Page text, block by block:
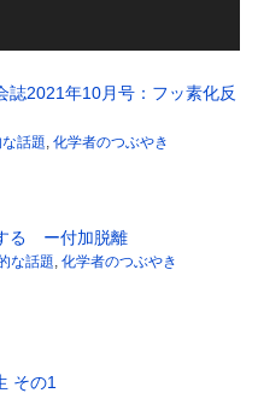
誌2021年10月号：フッ素化反
話題 化学者のつぶやき
る ー付加脱離
な話題 化学者のつぶやき
その1